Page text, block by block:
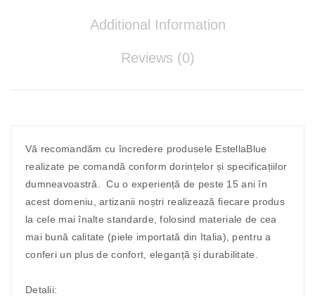
Additional Information
Reviews (0)
Vă recomandăm cu încredere produsele EstellaBlue
realizate pe comandă conform dorințelor și specificațiilor
dumneavoastră. Cu o experiență de peste 15 ani în
acest domeniu, artizanii noștri realizează fiecare produs
la cele mai înalte standarde, folosind materiale de cea
mai bună calitate (piele importată din Italia), pentru a
conferi un plus de confort, eleganță și durabilitate.
Detalii: